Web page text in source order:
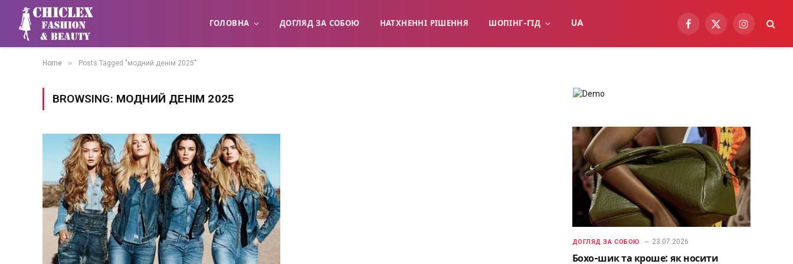
ГОЛОВНА ДОГЛЯД ЗА СОБОЮ НАТХНЕННІ РІШЕННЯ ШОПІНГ-ГІД UA
Facebook
X
Instagram
Home » Posts Tagged "модний денім 2025"
BROWSING: МОДНИЙ ДЕНІМ 2025
ДОГЛЯД ЗА СОБОЮ 23.07.2026
Бохо-шик та кроше: як носити